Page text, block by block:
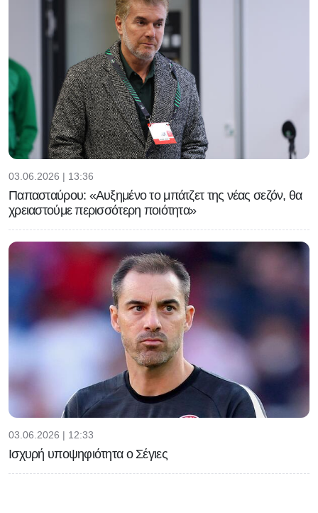
03.06.2026 | 13:36
Παπασταύρου: «Αυξημένο το μπάτζετ της νέας σεζόν, θα
χρειαστούμε περισσότερη ποιότητα»
03.06.2026 | 12:33
Ισχυρή υποψηφιότητα ο Σέγιες